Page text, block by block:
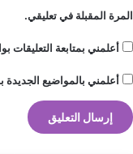
المرة المقبلة في تعليقي.
أعلمني بمتابعة التعليقات
أعلمني بالمواضيع الجديدة